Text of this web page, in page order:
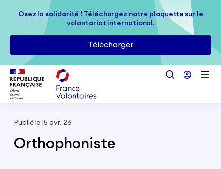
Passer au contenu principal
Osez la solidarité ! Téléchargez notre plaquette sur le
volontariat international.
Télécharger
Osez la solidarité ! Téléchargez notre plaquette sur le
volontariat international.
Télécharger
Publié le 15 avr. 26
Orthophoniste